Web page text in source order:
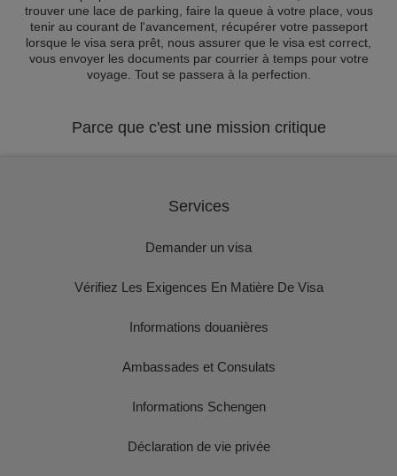
trouver une lace de parking, faire la queue à votre place, vous
tenir au courant de l'avancement, récupérer votre passeport
lorsque le visa sera prêt, nous assurer que le visa est correct,
vous envoyer les documents par courrier à temps pour votre
voyage. Tout se passera à la perfection.
Parce que c'est une mission critique
Services
Demander un visa
Vérifiez Les Exigences En Matière De Visa
Informations douanières
Ambassades et Consulats
Informations Schengen
Déclaration de vie privée